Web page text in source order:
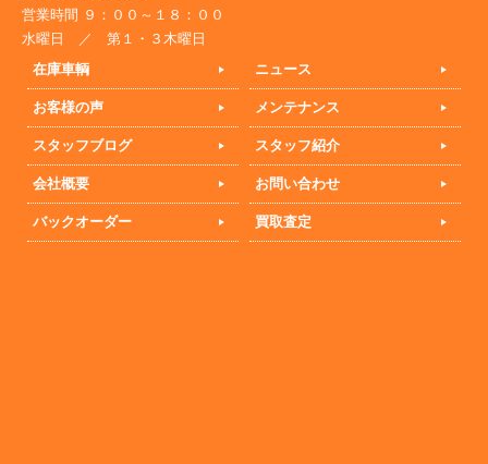
営業時間 ９：００～１８：００
水曜日 ／ 第１・３木曜日
在庫車輌
ニュース
お客様の声 メンテナンス
スタッフブログ スタッフ紹介
会社概要 お問い合わせ
バックオーダー 買取査定